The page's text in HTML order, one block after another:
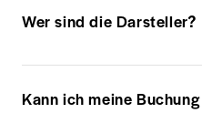
Wer sind die Darsteller?
Kann ich meine